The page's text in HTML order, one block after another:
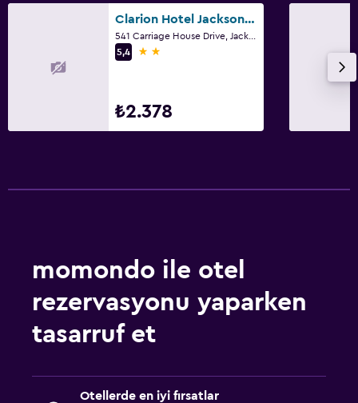
Clarion Hotel Jackson Northwest
5,4
2 yıldız
₺2.378
momondo ile otel
rezervasyonu yaparken
tasarruf et
Otellerde en iyi fırsatlar